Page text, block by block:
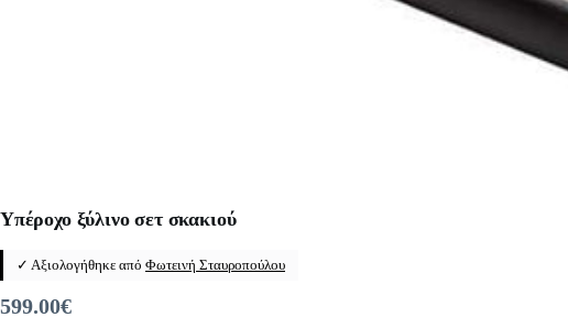
Υπέροχο ξύλινο σετ σκακιού
✓ Αξιολογήθηκε από Φωτεινή Σταυροπούλου
599.00€